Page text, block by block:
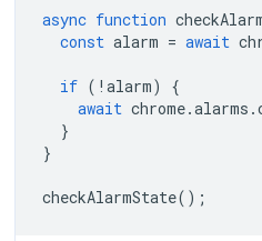
async function
const alarm = await
if ( ! alarm)
{
await chrome.alarms .
}
}
checkAlarmState();